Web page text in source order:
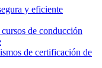
y eficiente
de conducción
de certificación de